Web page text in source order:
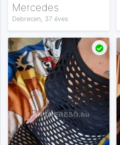
Mercedes
Debrecen, 37 éves